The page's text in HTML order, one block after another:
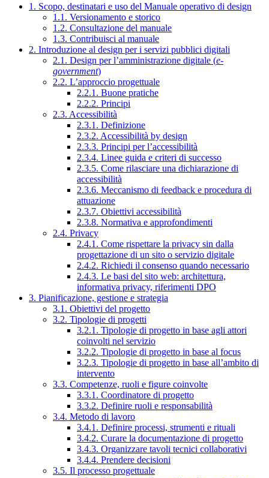
1. Scopo, destinatari e uso del Manuale operativo di design
1.1. Versionamento e storico
1.2. Consultazione del manuale
1.3. Contribuisci al manuale
2. Introduzione al design per i servizi pubblici digitali
2.1. Design per l’amministrazione digitale (e-
government)
2.2. L’approccio progettuale
2.2.1. Buone pratiche
2.2.2. Principi
2.3. Accessibilità
2.3.1. Definizione
2.3.2. Accessibilità by design
2.3.3. Principi per l’accessibilità
2.3.4. Linee guida e criteri di successo
2.3.5. Come rilasciare una dichiarazione di
accessibilità
2.3.6. Meccanismo di feedback e procedura di
attuazione
2.3.7. Obiettivi accessibilità
2.3.8. Normativa e approfondimenti
2.4. Privacy
2.4.1. Come rispettare la privacy sin dalla
progettazione di un sito o servizio digitale
2.4.2. Richiedi il consenso quando necessario
2.4.3. Le basi del sito web: architettura,
informativa privacy, riferimenti DPO
3. Pianificazione, gestione e strategia
3.1. Obiettivi del progetto
3.2. Tipologie di progetti
3.2.1. Tipologie di progetto in base agli attori
coinvolti nel servizio
3.2.2. Tipologie di progetto in base al focus
3.2.3. Tipologie di progetto in base all’ambito di
intervento
3.3. Competenze, ruoli e figure coinvolte
3.3.1. Coordinatore di progetto
3.3.2. Definire ruoli e responsabilità
3.4. Metodo di lavoro
3.4.1. Definire processi, strumenti e rituali
3.4.2. Curare la documentazione di progetto
3.4.3. Organizzare tavoli tecnici collaborativi
3.4.4. Prendere decisioni
3.5. Il processo progettuale